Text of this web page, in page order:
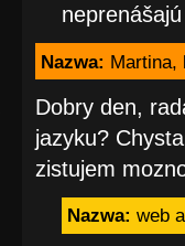
Nazwa: Martina,
Dobry den,
jazyku?
zistujem
Nazwa: web